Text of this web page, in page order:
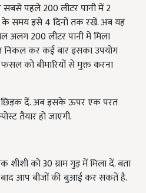
सबसे पहले 200 लीटर पानी में 2
के समय इसे 4 दिनों तक रखें. अब यह
अलग 200 लीटर पानी में मिला
कर कई बार इसका उपयोग
को बीमारियों से मुक्त करना
छिड़क दें. अब इसके ऊपर एक परत
तैयार हो जाएगी.
को 30 ग्राम गुड़ में मिला दें. बता
बाद आप बीजों की बुआई कर सकतें है.